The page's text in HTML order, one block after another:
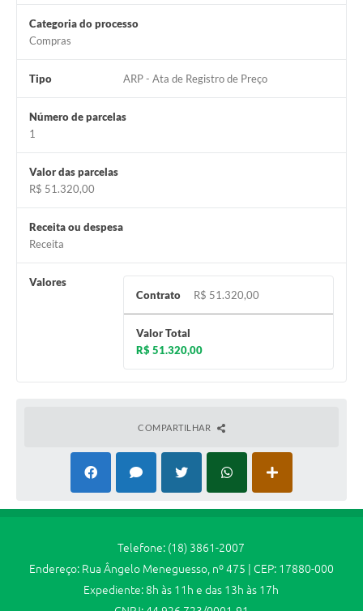
Contato
Categoria do processo
Compras
Tipo ARP - Ata de Registro de Preço
Número de parcelas
1
Valor das parcelas
R$ 51.320,00
Receita ou despesa
Receita
Valores
Contrato
R$ 51.320,00
Valor Total
R$ 51.320,00
COMPARTILHAR
Telefone: (18) 3861-2007
Endereço: Rua Ângelo Meneguesso, nº 475 | CEP: 17880-000
Expediente: 8h às 11h e das 13h às 17h